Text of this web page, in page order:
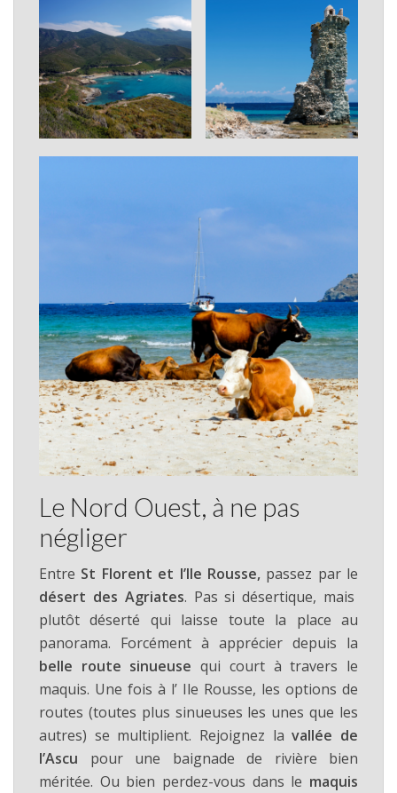
Le Nord Ouest, à ne pas
négliger
Entre St Florent et l’Ile Rousse,passez par le
désert des Agriates. Pas si désertique, mais
plutôt déserté qui laisse toute la place au
panorama. Forcément à apprécier depuis la
belle route sinueusequi court à travers le
maquis. Une fois à l’ Ile Rousse, les options de
routes (toutes plus sinueuses les unes que les
autres) se multiplient. Rejoignez la vallée de
l’Ascu pour une baignade de rivière bien
méritée. Ou bien perdez-vous dans le maquis